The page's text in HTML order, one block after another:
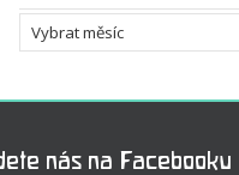
Archivy
nás na Facebooku